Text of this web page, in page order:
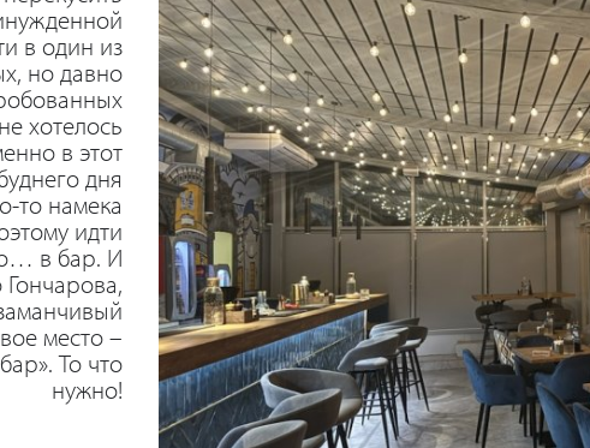
в один из
но давно
хотелось
в этот
дня
то намека
идти
в бар. И
место –
То что
нужно!